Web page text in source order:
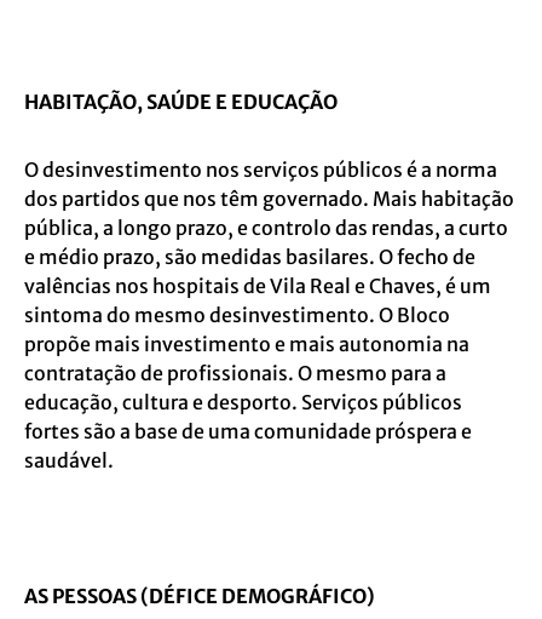
HABITAÇÃO, SAÚDE E EDUCAÇÃO
O desinvestimento nos serviços públicos é a norma
dos partidos que nos têm governado. Mais habitação
pública, a longo prazo, e controlo das rendas, a curto
e médio prazo, são medidas basilares. O fecho de
valências nos hospitais de Vila Real e Chaves, é um
sintoma do mesmo desinvestimento. O Bloco
propõe mais investimento e mais autonomia na
contratação de profissionais. O mesmo para a
educação, cultura e desporto. Serviços públicos
fortes são a base de uma comunidade próspera e
saudável.
AS PESSOAS (DÉFICE DEMOGRÁFICO)